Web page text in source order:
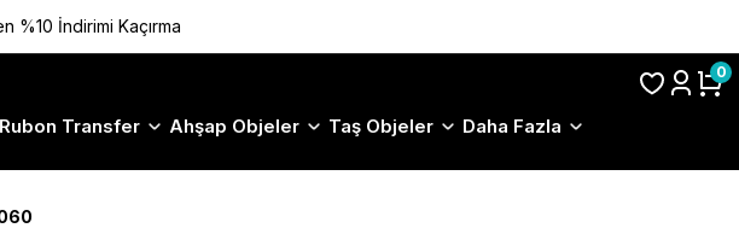
%10 İndirimi Kaçırma
0
Rubon Transfer Ahşap Objeler Taş Objeler Daha Fazla